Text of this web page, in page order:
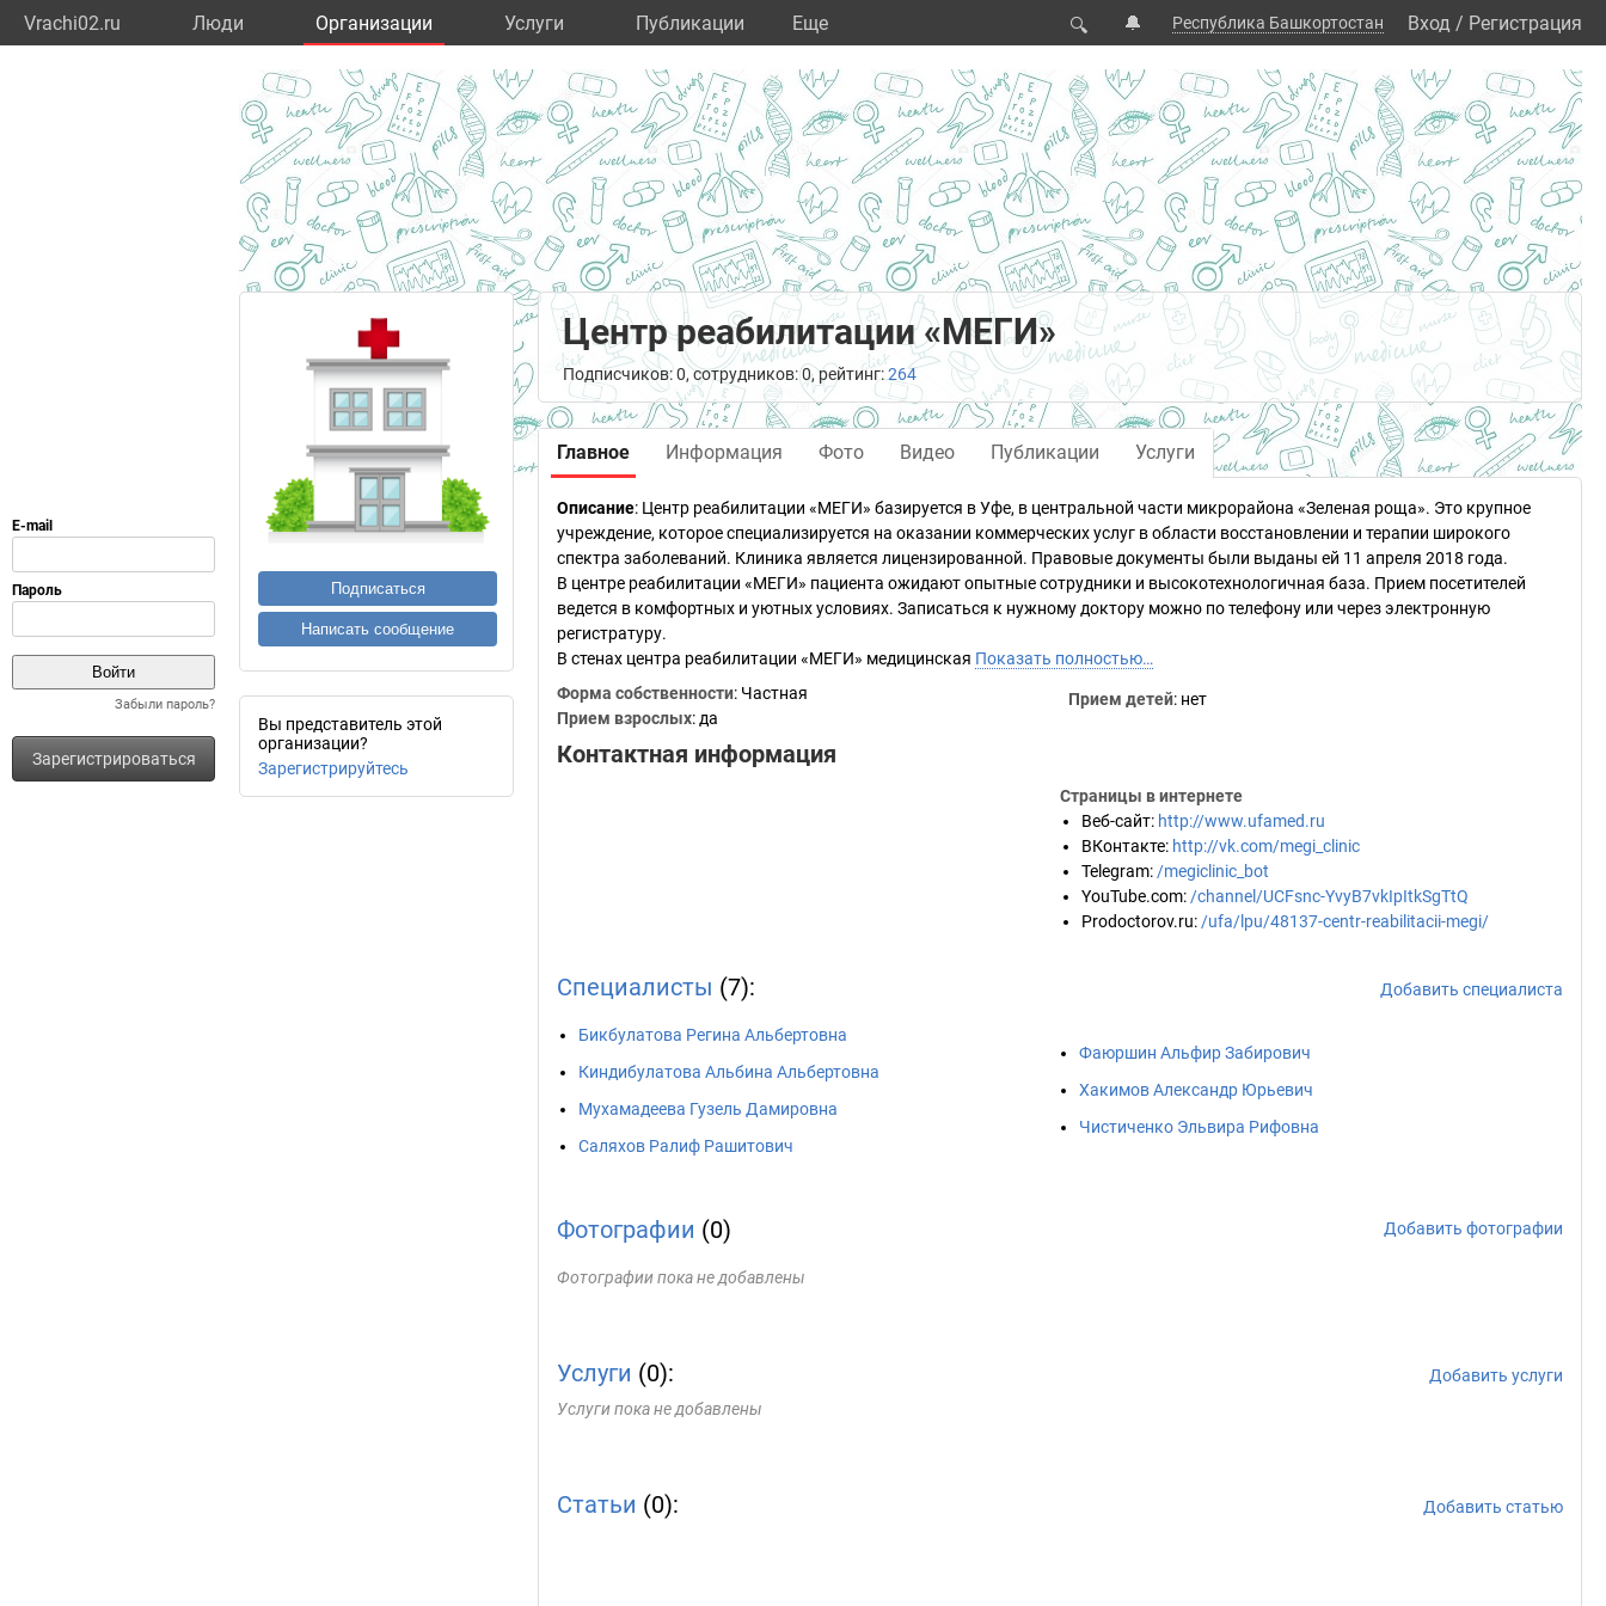
Vrachi02.ru Люди Организации Услуги Публикации Eще 🔍 🔔 Республика Башкортостан Вход / Регистрация
Забыли пароль?
Зарегистрироваться
Подписаться
Написать сообщение
Вы представитель этой
организации?
Зарегистрируйтесь
Центр реабилитации «МЕГИ»
Подписчиков: 0, сотрудников: 0, рейтинг:264
Главное Информация Фото Видео Публикации Услуги
Описание: Центр реабилитации «МЕГИ» базируется в Уфе, в центральной части микрорайона «Зеленая роща». Это крупное
учреждение, которое специализируется на оказании коммерческих услуг в области восстановлении и терапии широкого
спектра заболеваний. Клиника является лицензированной. Правовые документы были выданы ей 11 апреля 2018 года.
В центре реабилитации «МЕГИ» пациента ожидают опытные сотрудники и высокотехнологичная база. Прием посетителей
ведется в комфортных и уютных условиях. Записаться к нужному доктору можно по телефону или через электронную
регистратуру.
В стенах центра реабилитации «МЕГИ» медицинская Показать полностью…
Форма собственности: Частная
Прием взрослых: да
Прием детей: нет
Контактная информация
Страницы в интернете
Веб-сайт: http://www.ufamed.ru
ВКонтакте: http://vk.com/megi_clinic
Telegram: /megiclinic_bot
YouTube.com: /channel/UCFsnc-YvyB7vkIpItkSgTtQ
Prodoctorov.ru: /ufa/lpu/48137-centr-reabilitacii-megi/
Специалисты (7): Добавить специалиста
Бикбулатова Регина Альбертовна
Киндибулатова Альбина Альбертовна
Мухамадеева Гузель Дамировна
Саляхов Ралиф Рашитович
Фаюршин Альфир Забирович
Хакимов Александр Юрьевич
Чистиченко Эльвира Рифовна
Фотографии (0) Добавить фотографии
Фотографии пока не добавлены
Услуги (0):
Добавить услуги
Услуги пока не добавлены
Статьи (0): Добавить статью